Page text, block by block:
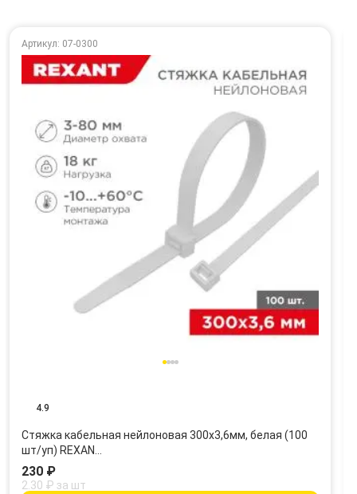
Артикул: 07-0300
4.9
Стяжка кабельная нейлоновая 300x3,6мм, белая (100
шт/уп) REXAN…
230 ₽
2.30 ₽ за шт